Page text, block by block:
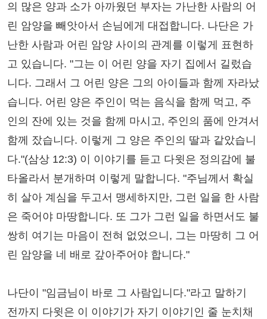
의 많은 양과 소가 아까웠던 부자는 가난한 사람의 어
린 암양을 빼앗아서 손님에게 대접합니다. 나단은 가
난한 사람과 어린 암양 사이의 관계를 이렇게 표현하
고 있습니다. "그는 이 어린 양을 자기 집에서 길렀습
니다. 그래서 그 어린 양은 그의 아이들과 함께 자라났
습니다. 어린 양은 주인이 먹는 음식을 함께 먹고, 주
인의 잔에 있는 것을 함께 마시고, 주인의 품에 안겨서
함께 잤습니다. 이렇게 그 양은 주인의 딸과 같았습니
다."(삼상 12:3) 이 이야기를 듣고 다윗은 정의감에 불
타올라서 분개하며 이렇게 말합니다. "주님께서 확실
히 살아 계심을 두고서 맹세하지만, 그런 일을 한 사람
은 죽어야 마땅합니다. 또 그가 그런 일을 하면서도 불
쌍히 여기는 마음이 전혀 없었으니, 그는 마땅히 그 어
린 암양을 네 배로 갚아주어야 합니다."
나단이 "임금님이 바로 그 사람입니다."라고 말하기
전까지 다윗은 이 이야기가 자기 이야기인 줄 눈치채